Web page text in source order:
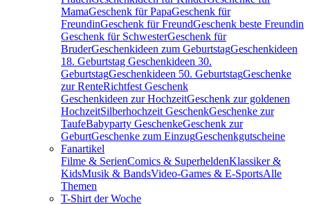
MamaGeschenk für PapaGeschenk für
FreundinGeschenk für FreundGeschenk beste Freundin
Geschenk für SchwesterGeschenk für
BruderGeschenkideen zum GeburtstagGeschenkideen
18. Geburtstag Geschenkideen 30.
GeburtstagGeschenkideen 50. GeburtstagGeschenke
zur RenteRichtfest Geschenk
Geschenkideen zur HochzeitGeschenk zur goldenen
HochzeitSilberhochzeit GeschenkGeschenke zur
TaufeBabyparty GeschenkeGeschenk zur
GeburtGeschenke zum EinzugGeschenkgutscheine
Fanartikel
Filme & SerienComics & SuperheldenKlassiker &
KidsMusik & BandsVideo-Games & E-SportsAlle
Themen
T-Shirt der Woche